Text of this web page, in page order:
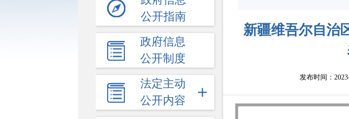
公开指南
政府信息
公开制度
法定主动
公开内容
新疆维吾尔自治
发布时间：